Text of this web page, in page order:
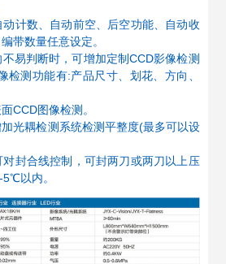
计数、自动前空、后空功能、自动收
带数量任意设定。
易判断时，可增加定制CCD影像检测
检测功能有:产品尺寸、划花、方向、
CCD图像检测。
光耦检测系统检测平整度(最多可以设
封合线控制，可封两刀或两刀以上压
以内。